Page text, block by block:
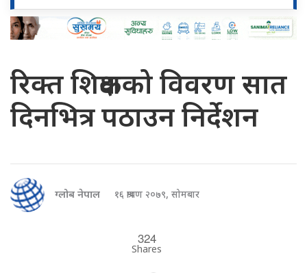
रिक्त शिक्षकको विवरण सात
दिनभित्र पठाउन निर्देशन
ग्लोब नेपाल १६ श्रावण २०७९, सोमबार
324
Shares